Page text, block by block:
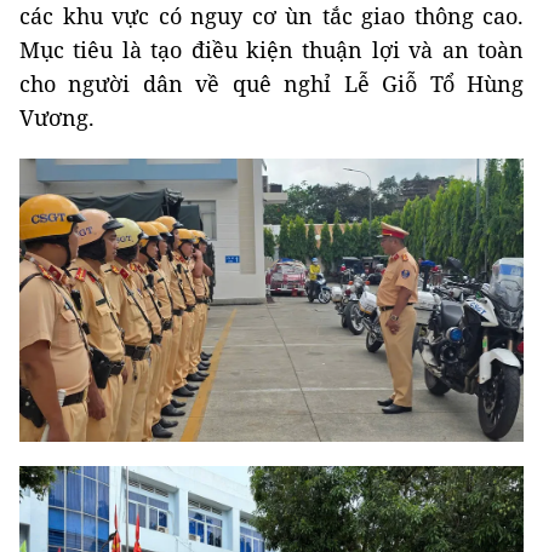
các khu vực có nguy cơ ùn tắc giao thông cao.
Mục tiêu là tạo điều kiện thuận lợi và an toàn
cho người dân về quê nghỉ Lễ Giỗ Tổ Hùng
Vương.